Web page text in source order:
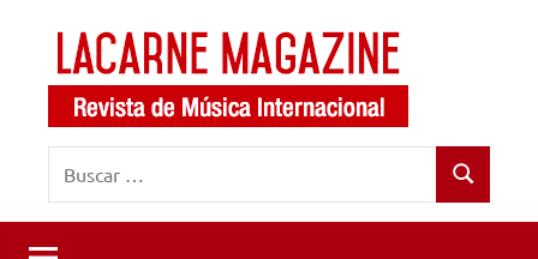
contenido
LaCarne
Magazine
de
música
internacional
Buscar